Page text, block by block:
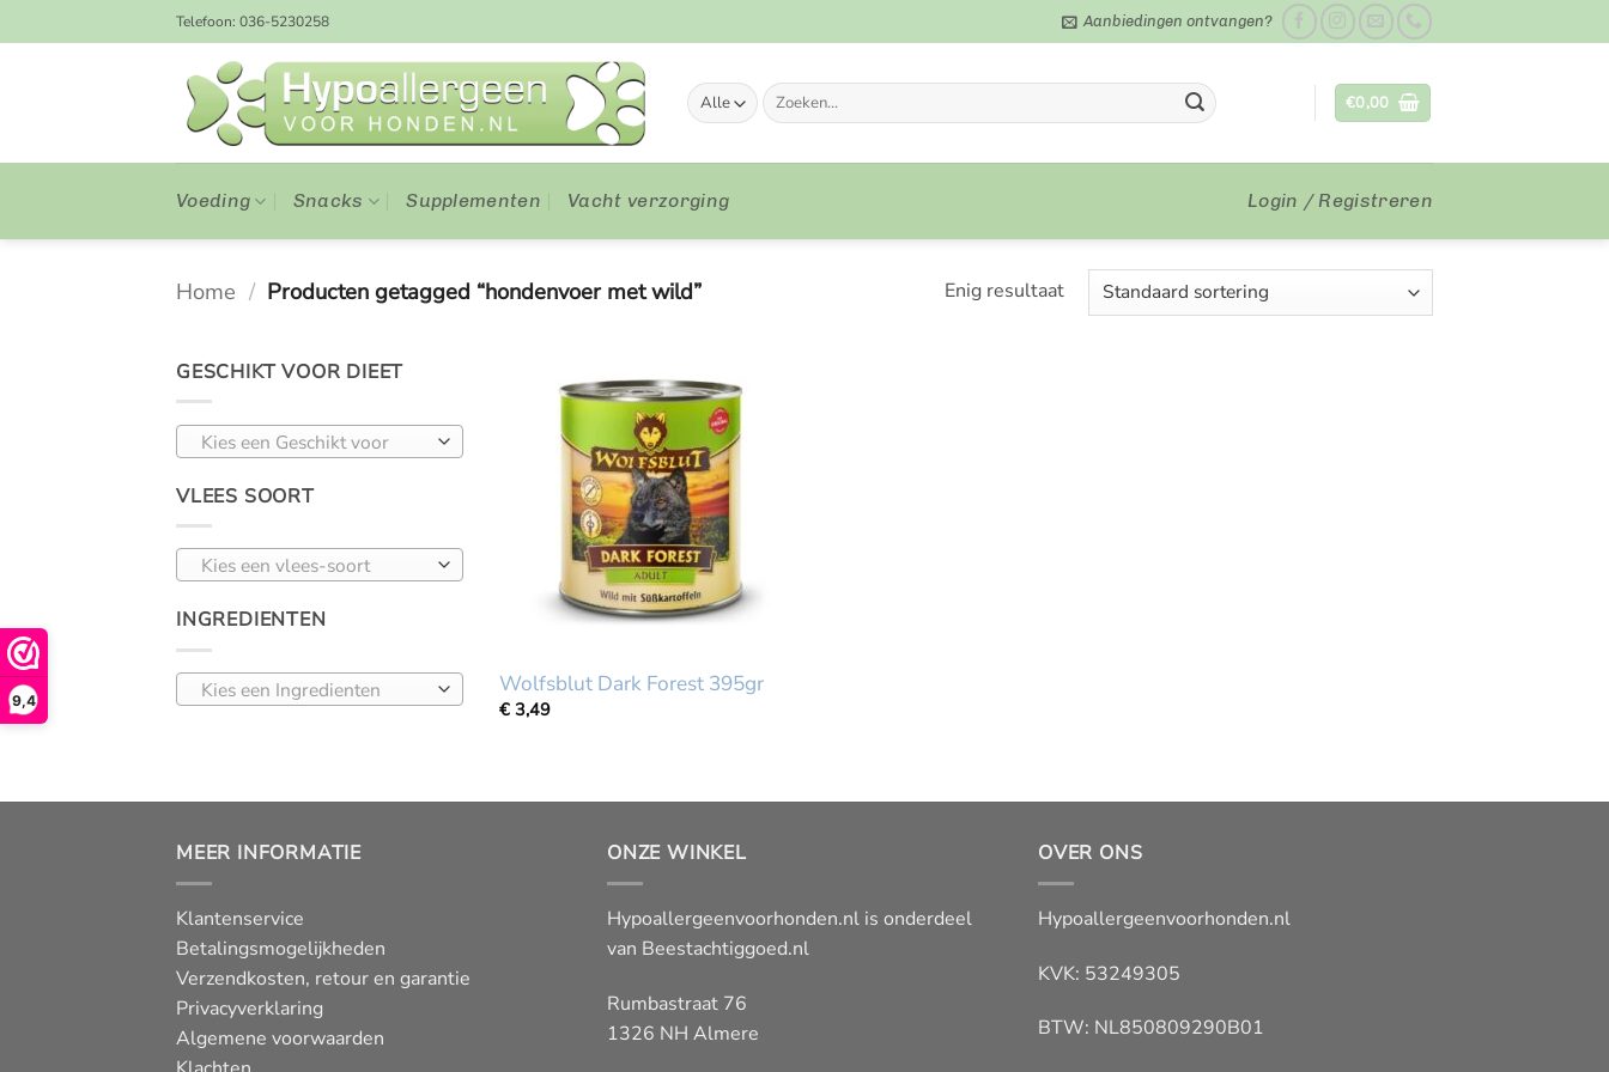
9,4
naar
Telefoon: 036-5230258 Aanbiedingen ontvangen?
Zoeken
naar:
€0,00
Voeding Snacks Supplementen Vacht verzorging Login / Registreren
Home / Producten getagged “hondenvoer met wild” Enig resultaat
GESCHIKT VOOR DIEET
Kies een Geschikt voor
VLEES SOORT
Kies een vlees-soort
INGREDIENTEN
Kies een Ingredienten Wolfsblut Dark Forest 395gr
€ 3,49
MEER INFORMATIE
Klantenservice
Betalingsmogelijkheden
Verzendkosten, retour en garantie
Privacyverklaring
Algemene voorwaarden
ONZE WINKEL
Hypoallergeenvoorhonden.nl is onderdeel
van Beestachtiggoed.nl
Rumbastraat 76
1326 NH Almere
OVER ONS
Hypoallergeenvoorhonden.nl
KVK: 53249305
BTW: NL850809290B01